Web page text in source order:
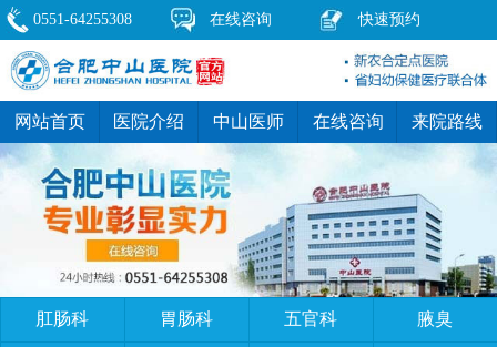
网站首页 医院介绍 中山医师 在线咨询 来院路线
肛肠科 胃肠科 五官科 腋臭
0551-64255308 在线咨询 快速预约